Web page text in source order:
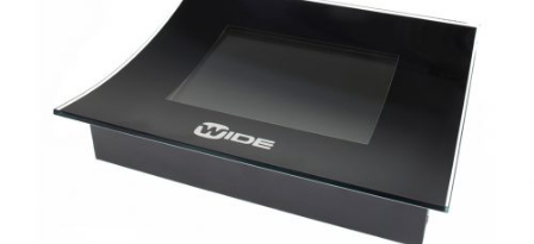
POS MULTIMEDIA
Was machen wir?
Unsere Arbeiten
Produktfinder
Über uns